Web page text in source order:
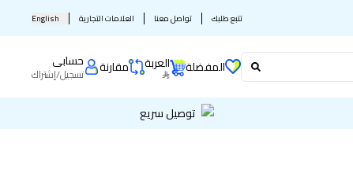
تتبع طلبك تواصل معنا العلامات التجارية English
المفضلة العربة مقارنة حسابى
تسجيل/إشتراك
توصيل سريع